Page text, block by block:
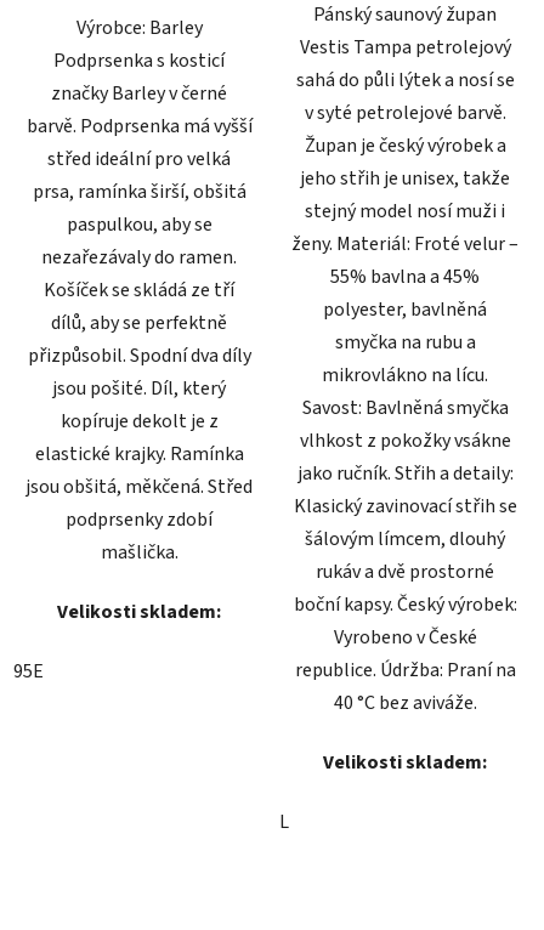
Výrobce: Barley
Podprsenka s kosticí
značky Barley v černé
barvě. Podprsenka má vyšší
střed ideální pro velká
prsa, ramínka širší, obšitá
paspulkou, aby se
nezařezávaly do ramen.
Košíček se skládá ze tří
dílů, aby se perfektně
přizpůsobil. Spodní dva díly
jsou pošité. Díl, který
kopíruje dekolt je z
elastické krajky. Ramínka
jsou obšitá, měkčená. Střed
podprsenky zdobí
mašlička.
Velikosti skladem:
95E
Pánský saunový župan
Vestis Tampa petrolejový
sahá do půli lýtek a nosí se
v syté petrolejové barvě.
Župan je český výrobek a
jeho střih je unisex, takže
stejný model nosí muži i
ženy. Materiál: Froté velur –
55% bavlna a 45%
polyester, bavlněná
smyčka na rubu a
mikrovlákno na lícu.
Savost: Bavlněná smyčka
vlhkost z pokožky vsákne
jako ručník. Střih a detaily:
Klasický zavinovací střih se
šálovým límcem, dlouhý
rukáv a dvě prostorné
boční kapsy. Český výrobek:
Vyrobeno v České
republice. Údržba: Praní na
40 °C bez aviváže.
Velikosti skladem:
L